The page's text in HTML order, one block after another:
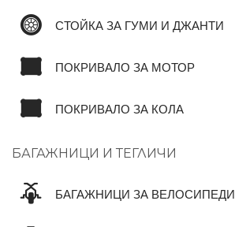
СТОЙКА ЗА ГУМИ И ДЖАНТИ
ПОКРИВАЛО ЗА МОТОР
ПОКРИВАЛО ЗА КОЛА
БАГАЖНИЦИ И ТЕГЛИЧИ
БАГАЖНИЦИ ЗА ВЕЛОСИПЕДИ